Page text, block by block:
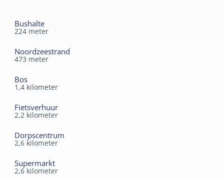
Bushalte
224 meter
Noordzeestrand
473 meter
Bos
1,4 kilometer
Fietsverhuur
2,2 kilometer
Dorpscentrum
2,6 kilometer
Supermarkt
2,6 kilometer